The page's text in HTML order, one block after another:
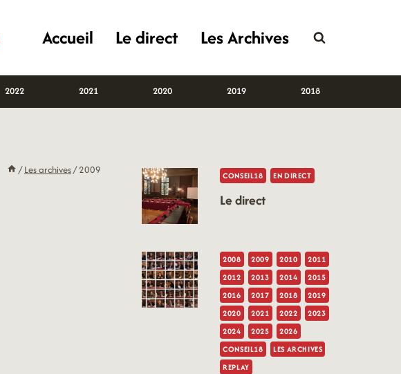
Accueil Le direct Les Archives
2022 2021 2020 2019 2018
/ Les archives/ 2009 CONSEIL18 EN DIRECT
Le direct
2008 2009 2010
2011
2012
2013 2014
2015
2016
2017 2018
2019
2020
2021 2022
2023
2024
2025
2026
CONSEIL18
LES ARCHIVES
REPLAY